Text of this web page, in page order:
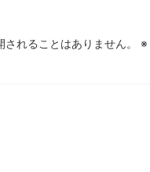
れることはありません。 ※